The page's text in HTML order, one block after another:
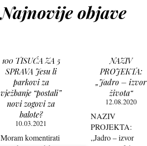
Najnovije objave
100 TISUĆA ZA 5
SPRAVA Jesu li
parkovi za
vježbanje “postali”
novi zogovi za
balote?
10.03.2021
Moram komentirati
NAZIV
PROJEKTA:
„Jadro – izvor
života“
12.08.2020
NAZIV
PROJEKTA:
„Jadro – izvor